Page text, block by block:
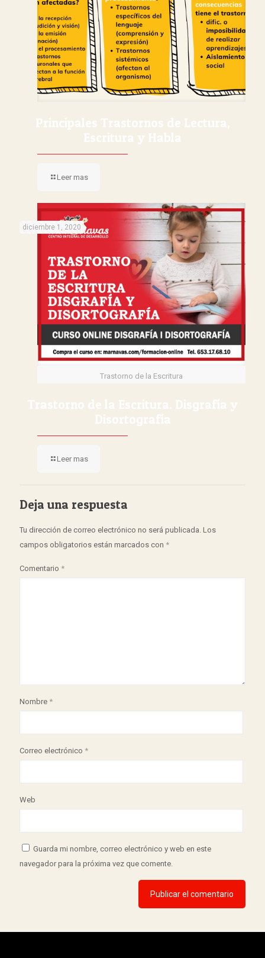
Principales Trastornos de Lectura,
Escritura y Habla
Leer mas
Trastorno de la Escritura
diciembre 1, 2020
Trastorno de la Escritura. Disgrafía y
Disortografía
Leer mas
Deja una respuesta
Tu dirección de correo electrónico no será publicada. Los
campos obligatorios están marcados con *
Comentario *
Nombre *
Correo electrónico *
Web
Guarda mi nombre, correo electrónico y web en este
navegador para la próxima vez que comente.